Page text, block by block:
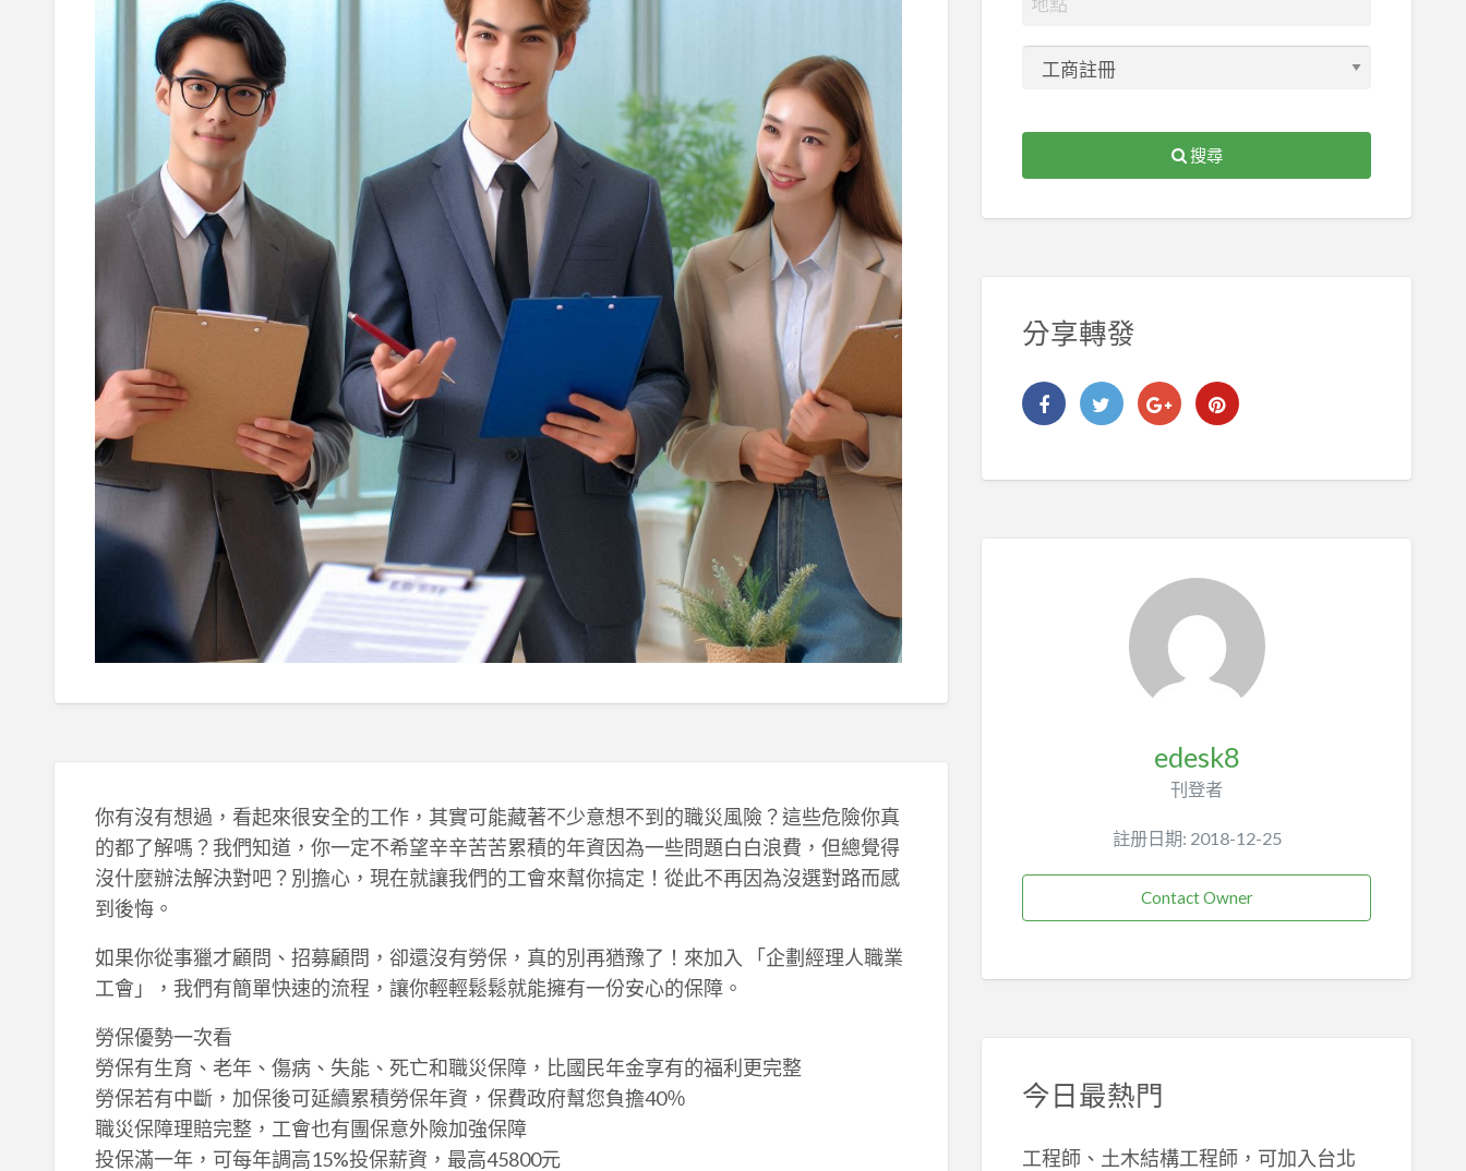
你有沒有想過，看起來很安全的工作，其實可能藏著不少意想不到的職災風險？這些危險你真
的都了解嗎？我們知道，你一定不希望辛辛苦苦累積的年資因為一些問題白白浪費，但總覺得
沒什麼辦法解決對吧？別擔心，現在就讓我們的工會來幫你搞定！從此不再因為沒選對路而感
到後悔。
如果你從事獵才顧問、招募顧問，卻還沒有勞保，真的別再猶豫了！來加入 「企劃經理人職業
工會」，我們有簡單快速的流程，讓你輕輕鬆鬆就能擁有一份安心的保障。
勞保優勢一次看
勞保有生育、老年、傷病、失能、死亡和職災保障，比國民年金享有的福利更完整
勞保若有中斷，加保後可延續累積勞保年資，保費政府幫您負擔40％
職災保障理賠完整，工會也有團保意外險加強保障
投保滿一年，可每年調高15%投保薪資，最高45800元
搜尋
分享轉發
edesk8
刊登者
註册日期: 2018-12-25
Contact Owner
今日最熱門
工程師、土木結構工程師，可加入台北